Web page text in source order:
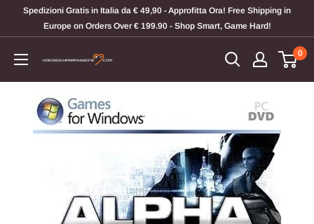
Spedizioni Gratis in Italia da € 49,90 - Approfitta Ora! Free Shipping in
Europe on Orders Over € 199.90 - Shop Smart, Game Hard!
Videogiochi
Per
Passione
0